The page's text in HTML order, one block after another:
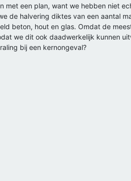
met een plan, want we hebben niet
de halvering diktes van een aantal
beton, hout en glas. Omdat de
we dit ook daadwerkelijk kunnen
bij een kernongeval?